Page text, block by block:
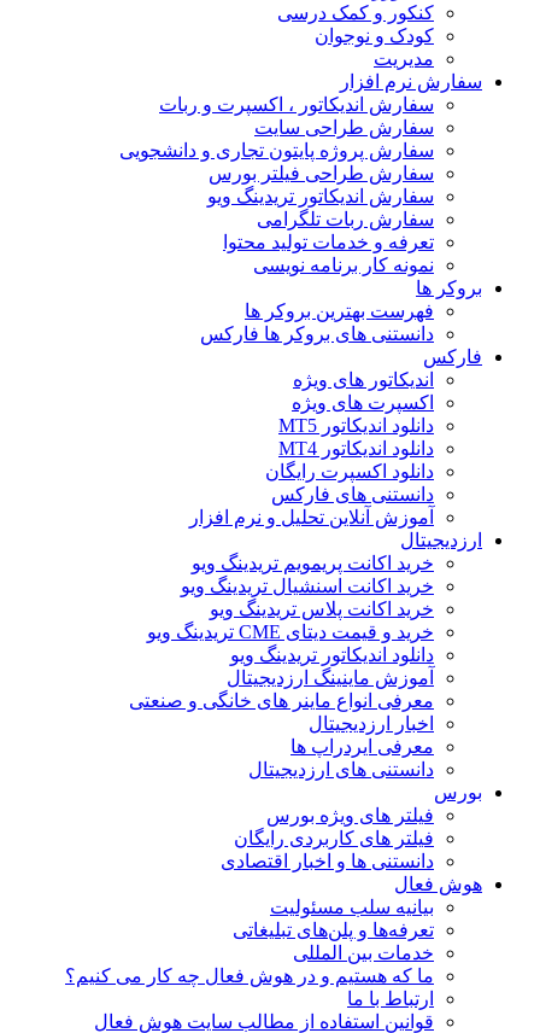
کنکور و کمک‌ درسی
کودک و نوجوان
مدیریت
سفارش نرم افزار
سفارش اندیکاتور ، اکسپرت و ربات
سفارش طراحی سایت
سفارش پروژه پایتون تجاری و دانشجویی
سفارش طراحی فیلتر بورس
سفارش اندیکاتور تریدینگ ویو
سفارش ربات تلگرامی
تعرفه و خدمات تولید محتوا
نمونه کار برنامه نویسی
بروکر ها
فهرست بهترین بروکر ها
دانستنی های بروکر ها فارکس
فارکس
اندیکاتور های ویژه
اکسپرت های ویژه
دانلود اندیکاتور MT5
دانلود اندیکاتور MT4
دانلود اکسپرت رایگان
دانستنی های فارکس
آموزش آنلاین تحلیل و نرم افزار
ارزدیجیتال
خرید اکانت پریمویم تریدینگ ویو
خرید اکانت اسنشیال تریدینگ ویو
خرید اکانت پلاس تریدینگ ویو
خرید و قیمت دیتای CME تریدینگ ویو
دانلود اندیکاتور تریدینگ ویو
آموزش ماینینگ ارزدیجیتال
معرفی انواع ماینر های خانگی و صنعتی
اخبار ارزدیجیتال
معرفی ایردراپ ها
دانستنی های ارزدیجیتال
بورس
فیلتر های ویژه بورس
فیلتر های کاربردی رایگان
دانستنی ها و اخبار اقتصادی
هوش فعال
بیانیه سلب مسئولیت
تعرفه‌ها و پلن‌های تبلیغاتی
خدمات بین المللی
ما که هستیم و در هوش فعال چه کار می کنیم؟
ارتباط با ما
قوانین استفاده از مطالب سایت هوش فعال